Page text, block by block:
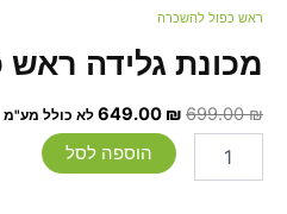
ראש כפול להשכרה
מכונת גלידה
699.00₪
649.00 ₪ לא כולל מע"מ
הוספה לסל